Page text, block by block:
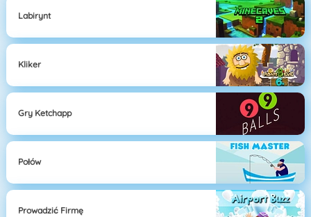
Labirynt
Kliker
Gry Ketchapp
Połów
Prowadzić Firmę